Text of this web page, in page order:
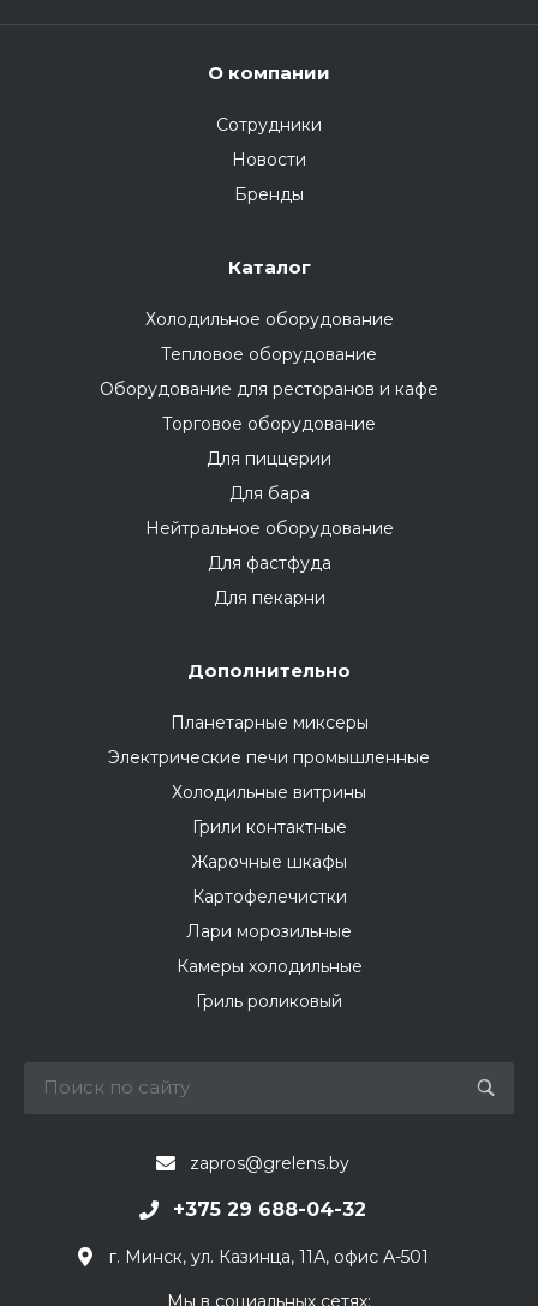
О компании
Сотрудники
Новости
Бренды
Каталог
Холодильное оборудование
Тепловое оборудование
Оборудование для ресторанов и кафе
Торговое оборудование
Для пиццерии
Для бара
Нейтральное оборудование
Для фастфуда
Для пекарни
Дополнительно
Планетарные миксеры
Электрические печи промышленные
Холодильные витрины
Грили контактные
Жарочные шкафы
Картофелечистки
Лари морозильные
Камеры холодильные
Гриль роликовый
zapros@grelens.by
+375 29 688-04-32
г. Минск, ул. Казинца, 11А, офис А-501
Мы в социальных сетях: